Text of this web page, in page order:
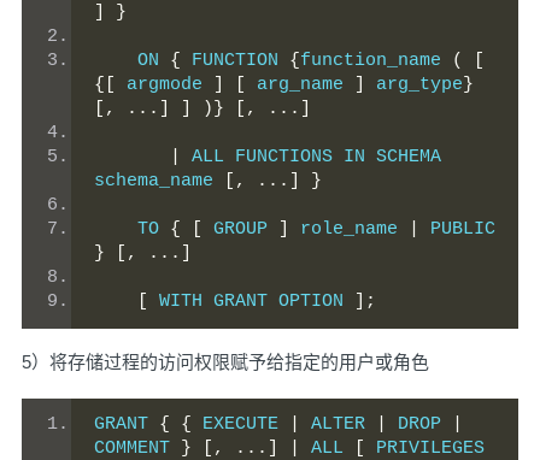
}
    ON
{ FUNCTION { function_name (
{[
argmode arg_name arg_type }
[,
...] )} [, ...]
ALL FUNCTIONS IN SCHEMA
schema_name
[, ...] }
    TO
{ GROUP role_name
}
[, ...]
WITH GRANT OPTION ];
5）将存储过程的访问权限赋予给指定的用户或角色
GRANT { { EXECUTE ALTER DROP
COMMENT
} [, ...] ALL